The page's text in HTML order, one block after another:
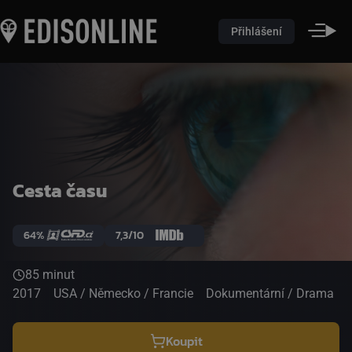
Přihlášení
Cesta času
64% 7,3/10
85 minut
2017
USA / Německo / Francie Dokumentární / Drama
Koupit